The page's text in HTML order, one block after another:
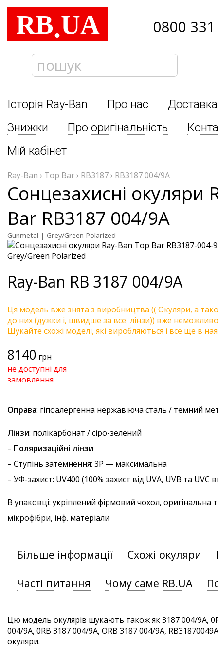
RB.UA 0800
Історія Ray-Ban Про нас
Знижки
Про оригінальність
Мій кабінет
Ray-Ban › Top Bar› RB3187› RB3187 004/9A
Сонцезахисні окуляри
Bar RB3187 004/9A
Gunmetal | Grey/Green Polarized
Ray-Ban RB 3187 004/9A
Ця модель вже знята з виробництва (( Окуляри, а
до них (дужки і, швидше за все, лінзи)) вже неможливо
Шукайте схожі моделі, які виробляються і все ще в
8140 грн
не доступні для
замовлення
Оправа: гіпоалергенна нержавіюча сталь / темний
Лінзи: полікарбонат / сіро-зелений
– Поляризаційні лінзи
– Ступінь затемнення: 3P — максимальна
– УФ-захист: UV400 (100% захист від UVA, UVB та
В упаковці: укріплений фірмовий чохол, оригінальна
мікрофібри, інф. матеріали
Більше інформації Схожі окуляри
Часті питання Чому саме RB.UA
Цю модель окулярів шукають також як 3187 004/9A,
004/9A, 0RB 3187 004/9A, ORB 3187 004/9A,
окуляри.